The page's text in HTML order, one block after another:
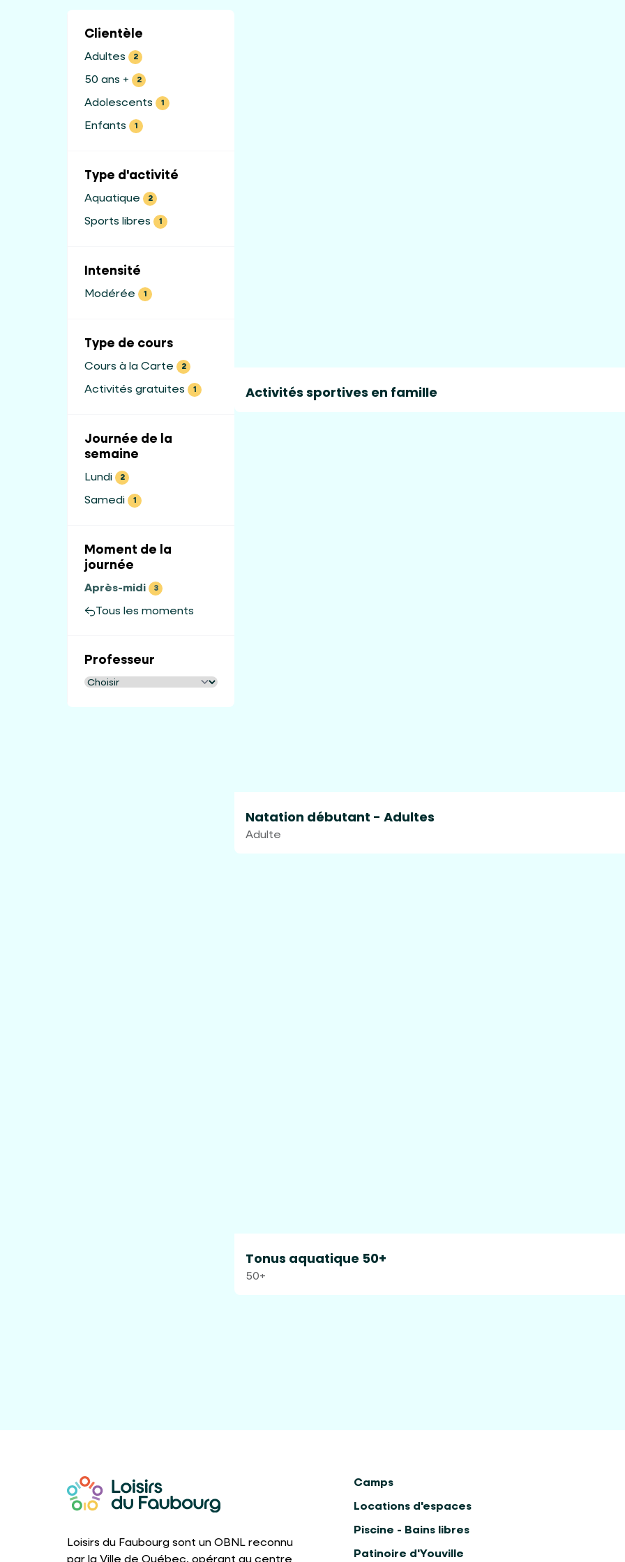
Clientèle
Adultes 2
50 ans + 2
Adolescents 1
Enfants 1
Type d'activité
Aquatique 2
Sports libres 1
Intensité
Modérée 1
Type de cours
Cours à la Carte 2
Activités gratuites 1
Journée de la
semaine
Lundi 2
Samedi 1
Moment de la
journée
Après-midi 3
Tous les moments
Professeur
Activités sportives en famille
Natation débutant - Adultes
Adulte
Tonus aquatique 50+
50+
Loisirs du Faubourg sont un OBNL reconnu
Camps
Locations d'espaces
Piscine - Bains libres
Patinoire d'Youville